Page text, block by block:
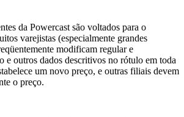
da Powercast são voltados para o
varejistas (especialmente grandes
modificam regular e
e outros dados descritivos no rótulo em toda
um novo preço, e outras filiais devem
o preço.